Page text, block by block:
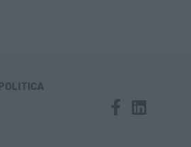
POLITICA